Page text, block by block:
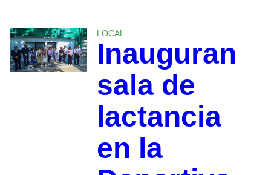
LOCAL
Inauguran
sala de
lactancia
en la